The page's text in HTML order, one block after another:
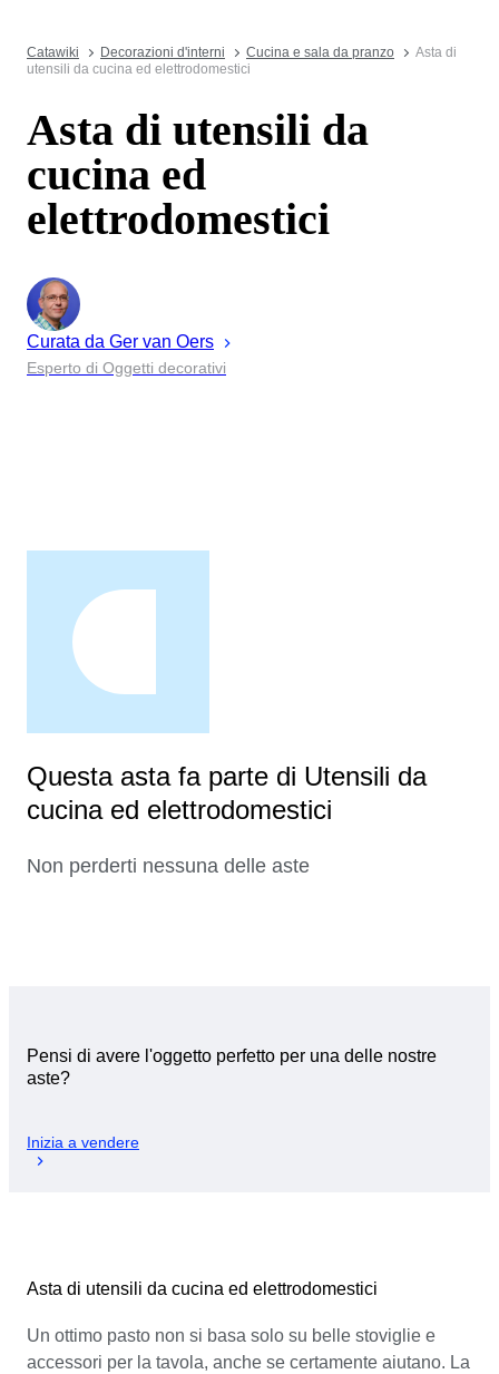
Catawiki Decorazioni d'interni Cucina e sala da pranzo
Asta di
utensili da cucina ed elettrodomestici
Asta di utensili da
cucina ed
elettrodomestici
Curata da Ger van Oers
Esperto di Oggetti decorativi
Questa asta fa parte di Utensili da
cucina ed elettrodomestici
Non perderti nessuna delle aste
Pensi di avere l'oggetto perfetto per una delle nostre
aste?
Inizia a vendere
Asta di utensili da cucina ed elettrodomestici
Un ottimo pasto non si basa solo su belle stoviglie e
accessori per la tavola, anche se certamente aiutano. La